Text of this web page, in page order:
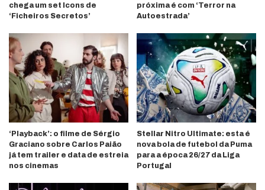
chega um set Icons de
‘Ficheiros Secretos’
próxima é com ‘Terror na
Autoestrada’
‘Playback’: o filme de Sérgio
Graciano sobre Carlos Paião
já tem trailer e data de estreia
nos cinemas
Stellar Nitro Ultimate: esta é
nova bola de futebol da Puma
para a época 26/27 da Liga
Portugal